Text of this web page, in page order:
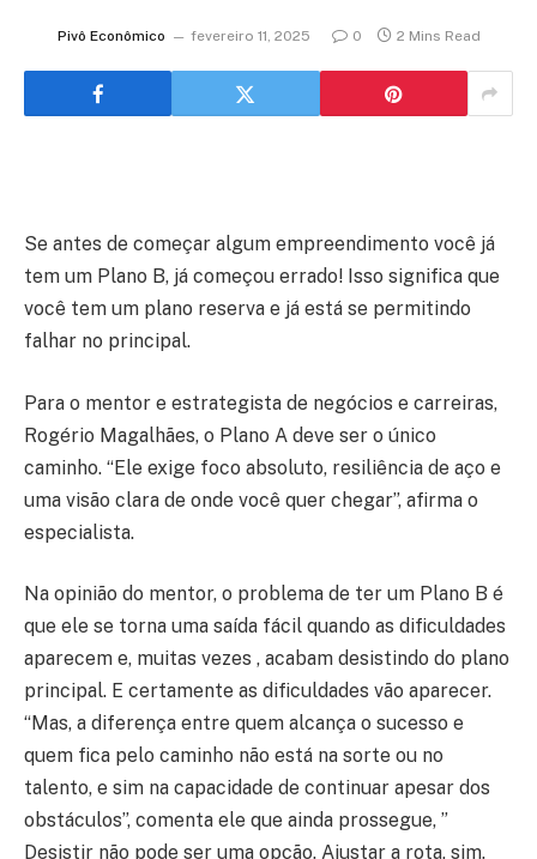
Pivô Econômico fevereiro 11, 2025 0 2 Mins Read
Se antes de começar algum empreendimento você já
tem um Plano B, já começou errado! Isso significa que
você tem um plano reserva e já está se permitindo
falhar no principal.
Para o mentor e estrategista de negócios e carreiras,
Rogério Magalhães, o Plano A deve ser o único
caminho. “Ele exige foco absoluto, resiliência de aço e
uma visão clara de onde você quer chegar”, afirma o
especialista.
Na opinião do mentor, o problema de ter um Plano B é
que ele se torna uma saída fácil quando as dificuldades
aparecem e, muitas vezes , acabam desistindo do plano
principal. E certamente as dificuldades vão aparecer.
“Mas, a diferença entre quem alcança o sucesso e
quem fica pelo caminho não está na sorte ou no
talento, e sim na capacidade de continuar apesar dos
obstáculos”, comenta ele que ainda prossegue, ”
Desistir não pode ser uma opção. Ajustar a rota, sim.